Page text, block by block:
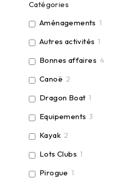
Catégories
Aménagements 1
Autres activités 1
Bonnes affaires 4
Canoë 2
Dragon Boat 1
Equipements 3
Kayak 2
Lots Clubs 1
Pirogue 1